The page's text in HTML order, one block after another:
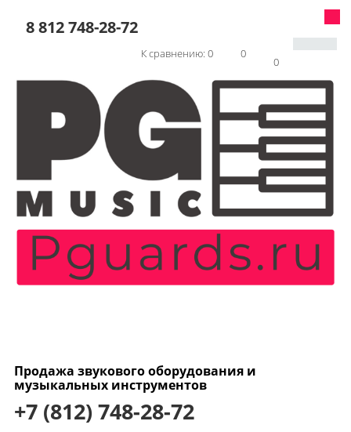
8 812 748-28-72
0
0
К сравнению: 0
Продажа звукового оборудования и
музыкальных инструментов
+7 (812) 748-28-72